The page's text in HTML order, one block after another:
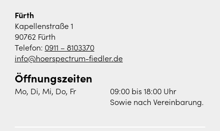
Fürth
Kapellenstraße 1
90762 Fürth
Telefon: 0911 – 8103370
info@hoerspectrum-fiedler.de
Öffnungszeiten
Mo, Di, Mi, Do, Fr
09:00 bis 18:00 Uhr
Sowie nach Vereinbarung.